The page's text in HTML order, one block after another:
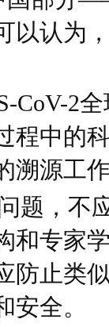
以认为
CoV-2
程中的
溯源工
题，不
和专家
防止类
全。